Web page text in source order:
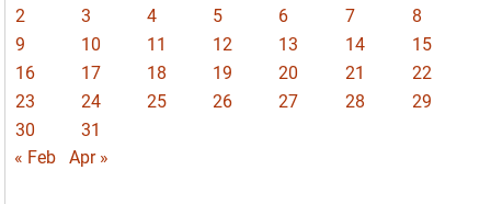
2
3 4 5 6 7
8
9
10 11 12 13 14
15
16
17 18 19 20 21
22
23
24 25 26 27 28
29
30
31
« Feb
Apr »